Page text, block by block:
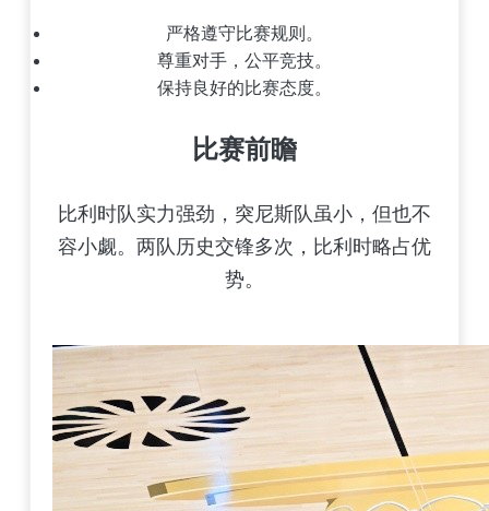
严格遵守比赛规则。
尊重对手，公平竞技。
保持良好的比赛态度。
比赛前瞻
比利时队实力强劲，突尼斯队虽小，但也不
容小觑。两队历史交锋多次，比利时略占优
势。